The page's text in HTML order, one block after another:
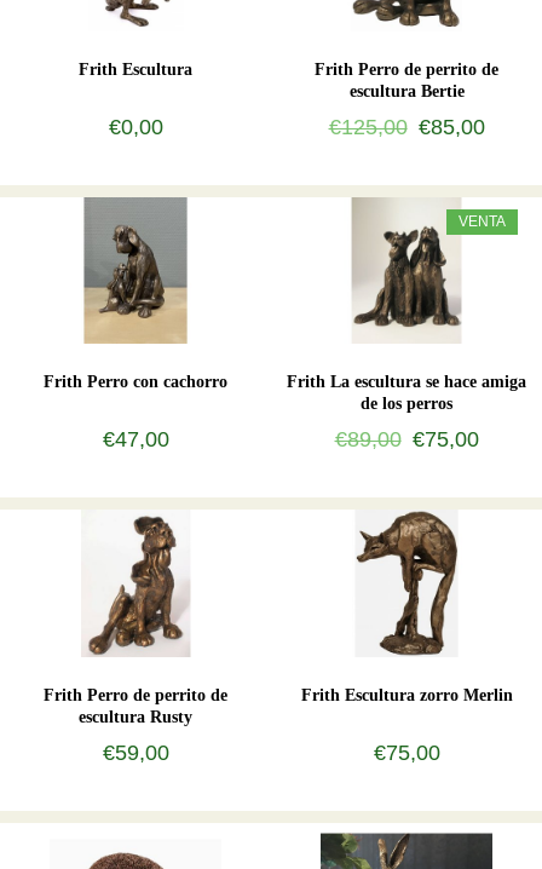
Frith Escultura
€0,00
Frith Perro de perrito de
escultura Bertie
€125,00 €85,00
Frith Perro con cachorro
€47,00
VENTA
Frith La escultura se hace amiga
de los perros
€89,00 €75,00
Frith Perro de perrito de
escultura Rusty
€59,00
Frith Escultura zorro Merlin
€75,00